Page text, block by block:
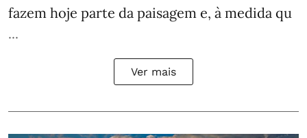
fazem hoje parte da paisagem e, à medida qu
...
Ver mais